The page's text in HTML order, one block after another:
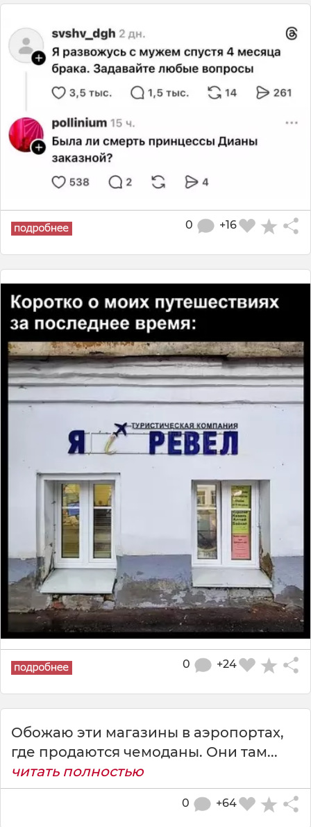
+16
0
+24
0
Обожаю эти магазины в аэропортах,
где продаются чемоданы. Они там...
читать полностью
+64
0